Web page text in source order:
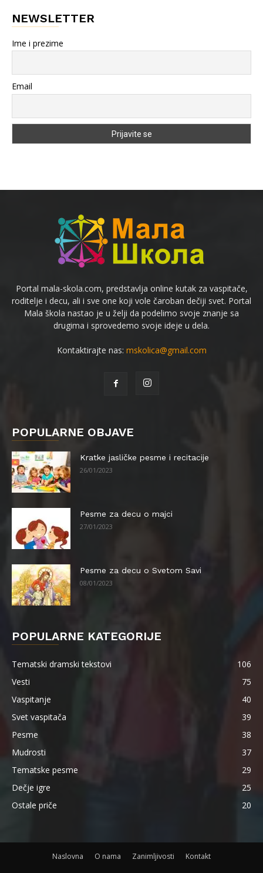
NEWSLETTER
Ime i prezime
Email
Portal mala-skola.com, predstavlja online kutak za vaspitače,
roditelje i decu, ali i sve one koji vole čaroban dečiji svet. Portal
Mala škola nastao je u želji da podelimo svoje znanje sa
drugima i sprovedemo svoje ideje u dela.
Kontaktirajte nas: mskolica@gmail.com
POPULARNE OBJAVE
Kratke jasličke pesme i recitacije
26/01/2023
Pesme za decu o majci
27/01/2023
Pesme za decu o Svetom Savi
08/01/2023
POPULARNE KATEGORIJE
Tematski dramski tekstovi
106
Vesti
75
Vaspitanje
40
Svet vaspitača
39
Pesme
38
Mudrosti
37
Tematske pesme
29
Dečje igre
25
Ostale priče
20
Naslovna O nama Zanimljivosti Kontakt